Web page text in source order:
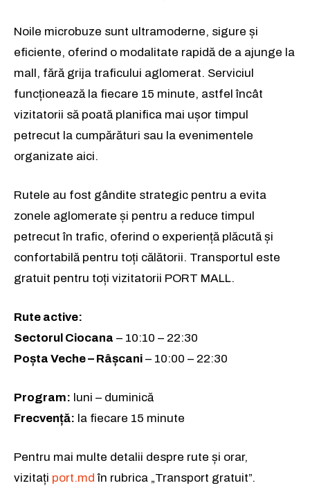
Noile microbuze sunt ultramoderne, sigure și
eficiente, oferind o modalitate rapidă de a ajunge la
mall, fără grija traficului aglomerat. Serviciul
funcționează la fiecare 15 minute, astfel încât
vizitatorii să poată planifica mai ușor timpul
petrecut la cumpărături sau la evenimentele
organizate aici.
Rutele au fost gândite strategic pentru a evita
zonele aglomerate și pentru a reduce timpul
petrecut în trafic, oferind o experiență plăcută și
confortabilă pentru toți călătorii. Transportul este
gratuit pentru toți vizitatorii PORT MALL.
Rute active:
Sectorul Ciocana – 10:10 – 22:30
Poșta Veche – Râșcani – 10:00 – 22:30
Program: luni – duminică
Frecvență: la fiecare 15 minute
Pentru mai multe detalii despre rute și orar,
vizitați port.md în rubrica „Transport gratuit”.